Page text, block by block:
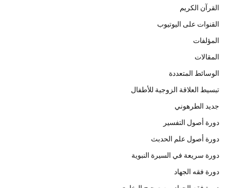
القرآن الكريم
القنوات على اليوتيوب
المؤلفات
المقالات
الوسائط المتعددة
تبسيط العلاقة الزوجية للأطفال
جديد الطرهوني
دورة أصول التفسير
دورة أصول علم الحدبث
دورة سريعة في السيرة النبوية
دورة فقه الجهاد